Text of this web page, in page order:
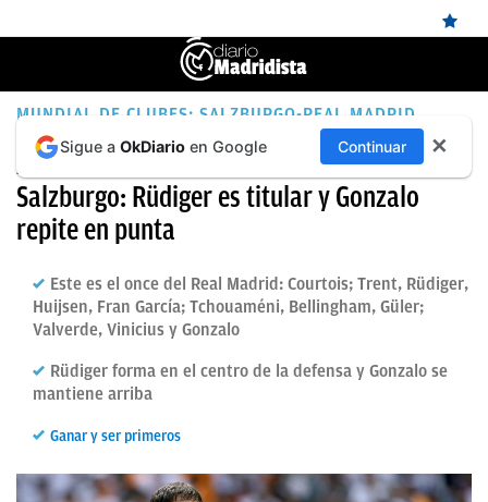
ÚLTIMAS
NOTICIAS
REAL
MADRID
CANTERA
DIRECTO
FEMENINO
PAPARAZZI
MUNDIAL DE CLUBES: SALZBURGO-REAL MADRID
Alineación del Real Madrid contra el
Salzburgo: Rüdiger es titular y Gonzalo
repite en punta
Este es el once del Real Madrid: Courtois; Trent, Rüdiger,
Huijsen, Fran García; Tchouaméni, Bellingham, Güler;
Valverde, Vinicius y Gonzalo
Rüdiger forma en el centro de la defensa y Gonzalo se
mantiene arriba
Ganar y ser primeros
Sigue a OkDiario en Google Continuar ✕